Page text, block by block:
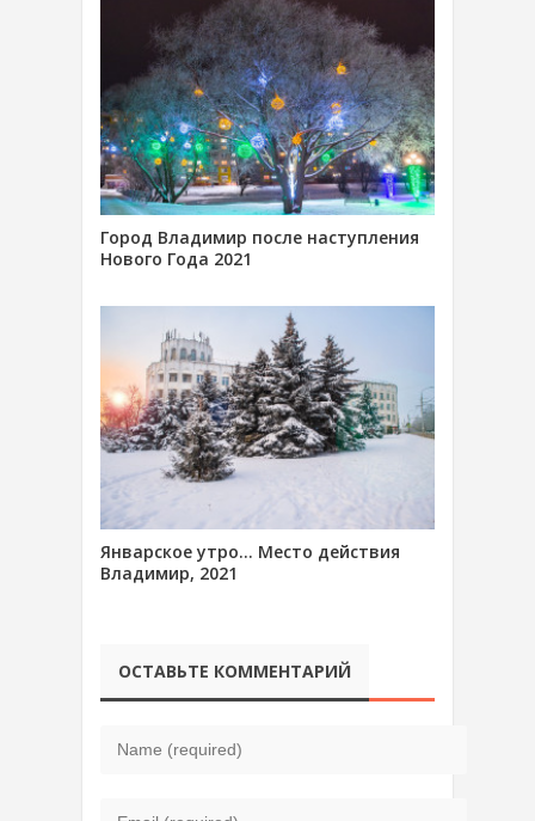
Город Владимир после наступления
Нового Года 2021
Январское утро… Место действия
Владимир, 2021
ОСТАВЬТЕ КОММЕНТАРИЙ